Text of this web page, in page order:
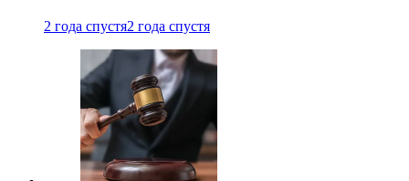
2 года спустя2 года спустя